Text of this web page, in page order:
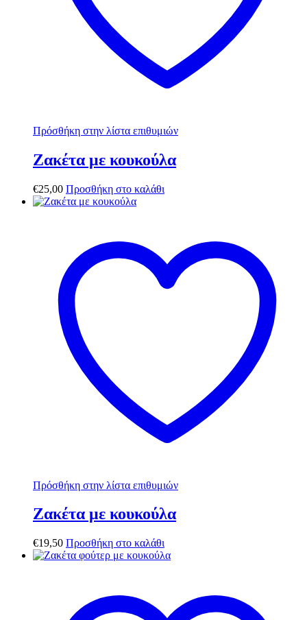
Πρόσθήκη στην λίστα επιθυμιών
Ζακέτα με κουκούλα
€25,00 Προσθήκη στο καλάθι
Πρόσθήκη στην λίστα επιθυμιών
Ζακέτα με κουκούλα
€19,50 Προσθήκη στο καλάθι